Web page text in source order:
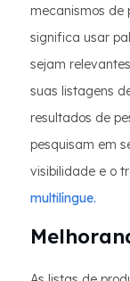
mecanismos de
significa usar
sejam
suas listagens
resultados de
pesquisam em
visibilidade e o
multilíngue.